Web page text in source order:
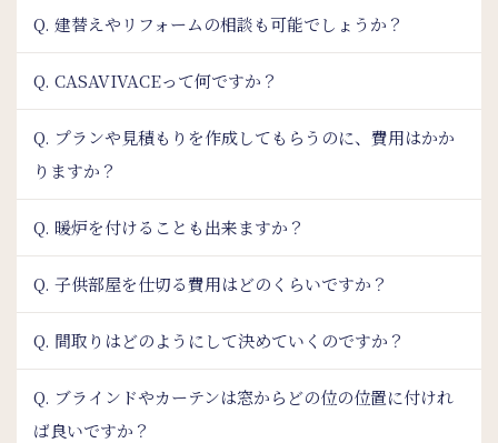
Q. 建替えやリフォームの相談も可能でしょうか？
Q. CASAVIVACEって何ですか？
Q. プランや見積もりを作成してもらうのに、費用はかか
りますか？
Q. 暖炉を付けることも出来ますか？
Q. 子供部屋を仕切る費用はどのくらいですか？
Q. 間取りはどのようにして決めていくのですか？
Q. ブラインドやカーテンは窓からどの位の位置に付けれ
ば良いですか？